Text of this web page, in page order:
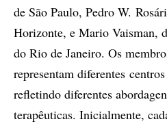
de São Paulo, Pedro W.
Horizonte, e Mario Vaisman,
do Rio de Janeiro. Os
representam diferentes
refletindo diferentes
terapêuticas. Inicialmente,